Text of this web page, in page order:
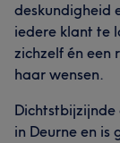
deskundigheid
iedere klant te
zichzelf én een
haar wensen.
Dichtstbijzijnde
in Deurne en